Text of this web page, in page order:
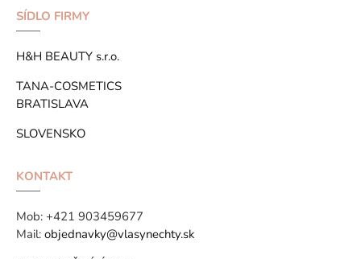
SÍDLO FIRMY
H&H BEAUTY s.r.o.
TANA-COSMETICS
BRATISLAVA
SLOVENSKO
KONTAKT
Mob: +421 903459677
Mail: objednavky@vlasynechty.sk